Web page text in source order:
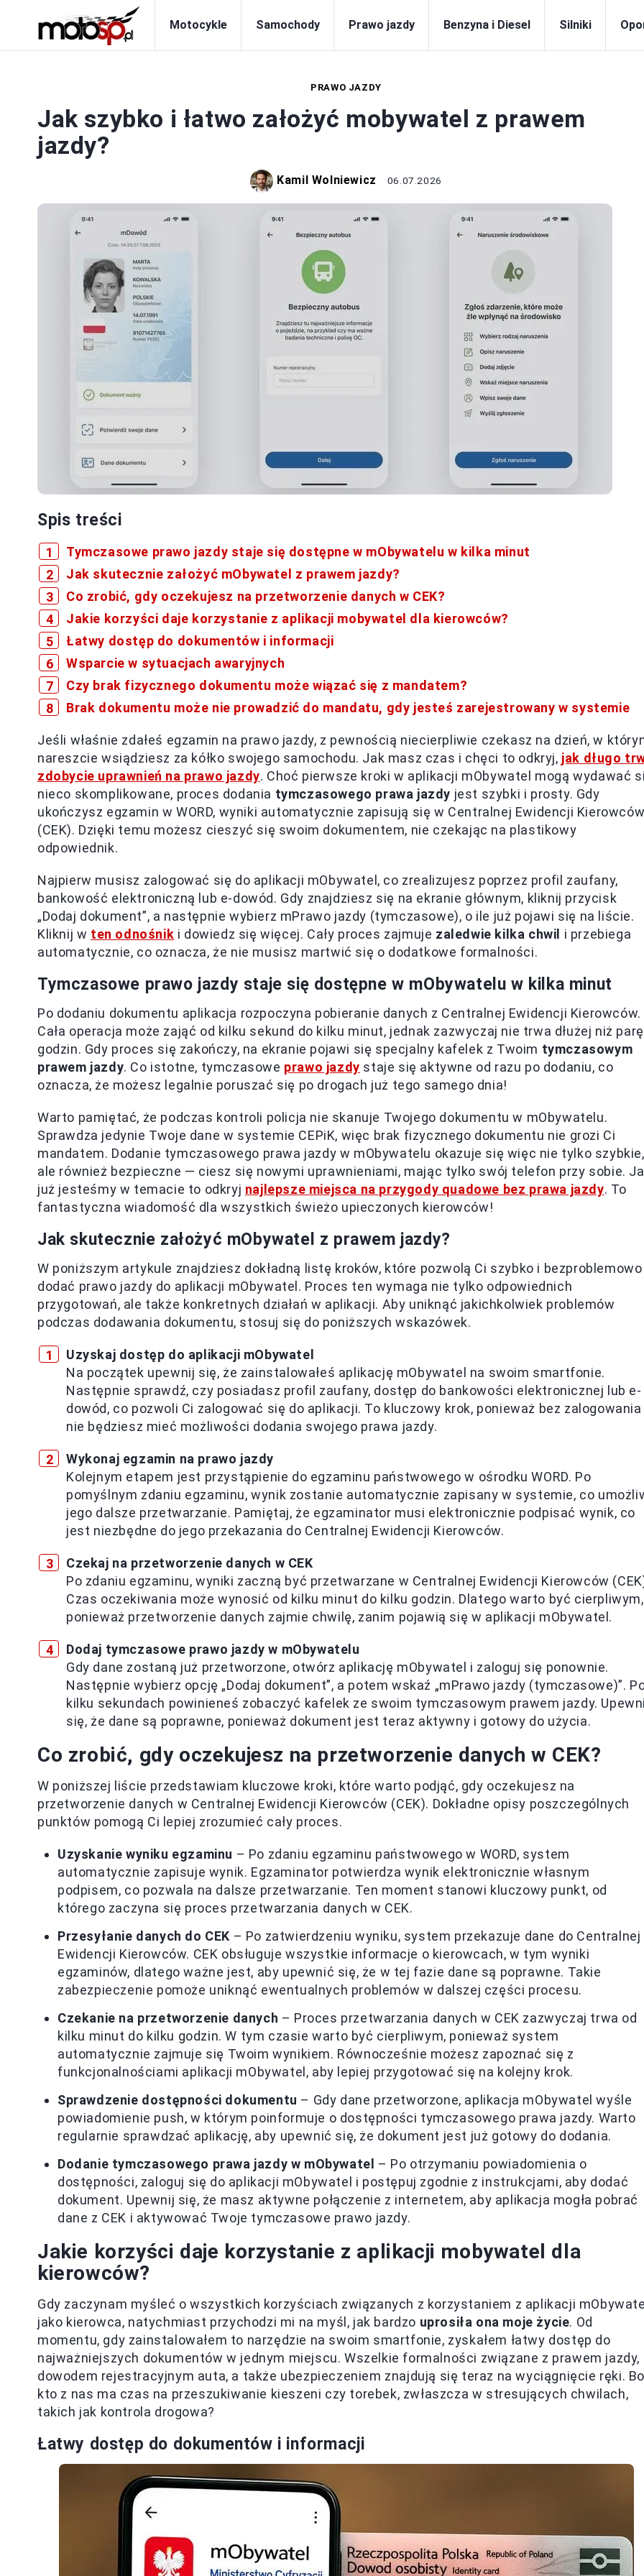
Motocykle Samochody Prawo jazdy Benzyna i Diesel Silniki
PRAWO JAZDY
Jak szybko i łatwo założyć mobywatel z prawem
jazdy?
Kamil Wolniewicz 06.07.2026
Spis treści
Tymczasowe prawo jazdy staje się dostępne w mObywatelu w kilka minut
Jak skutecznie założyć mObywatel z prawem jazdy?
Co zrobić, gdy oczekujesz na przetworzenie danych w CEK?
Jakie korzyści daje korzystanie z aplikacji mobywatel dla kierowców?
Łatwy dostęp do dokumentów i informacji
Wsparcie w sytuacjach awaryjnych
Czy brak fizycznego dokumentu może wiązać się z mandatem?
Brak dokumentu może nie prowadzić do mandatu, gdy jesteś zarejestrowany w systemie
Jeśli właśnie zdałeś egzamin na prawo jazdy, z pewnością niecierpliwie czekasz na dzień, w
nareszcie wsiądziesz za kółko swojego samochodu. Jak masz czas i chęci to odkryj, jak długo
zdobycie uprawnień na prawo jazdy. Choć pierwsze kroki w aplikacji mObywatel mogą wydawać
nieco skomplikowane, proces dodania tymczasowego prawa jazdy jest szybki i prosty. Gdy
ukończysz egzamin w WORD, wyniki automatycznie zapisują się w Centralnej Ewidencji
(CEK). Dzięki temu możesz cieszyć się swoim dokumentem, nie czekając na plastikowy
odpowiednik.
Najpierw musisz zalogować się do aplikacji mObywatel, co zrealizujesz poprzez profil zaufany,
bankowość elektroniczną lub e-dowód. Gdy znajdziesz się na ekranie głównym, kliknij przycisk
„Dodaj dokument”, a następnie wybierz mPrawo jazdy (tymczasowe), o ile już pojawi się na liście.
Kliknij w ten odnośnik i dowiedz się więcej. Cały proces zajmuje zaledwie kilka chwil i przebiega
automatycznie, co oznacza, że nie musisz martwić się o dodatkowe formalności.
Tymczasowe prawo jazdy staje się dostępne w mObywatelu w kilka minut
Po dodaniu dokumentu aplikacja rozpoczyna pobieranie danych z Centralnej Ewidencji Kierowców.
Cała operacja może zająć od kilku sekund do kilku minut, jednak zazwyczaj nie trwa dłużej niż parę
godzin. Gdy proces się zakończy, na ekranie pojawi się specjalny kafelek z Twoim tymczasowym
prawem jazdy. Co istotne, tymczasowe prawo jazdy staje się aktywne od razu po dodaniu, co
oznacza, że możesz legalnie poruszać się po drogach już tego samego dnia!
Warto pamiętać, że podczas kontroli policja nie skanuje Twojego dokumentu w mObywatelu.
Sprawdza jedynie Twoje dane w systemie CEPiK, więc brak fizycznego dokumentu nie grozi Ci
mandatem. Dodanie tymczasowego prawa jazdy w mObywatelu okazuje się więc nie tylko szybkie,
ale również bezpieczne — ciesz się nowymi uprawnieniami, mając tylko swój telefon przy sobie.
już jesteśmy w temacie to odkryj najlepsze miejsca na przygody quadowe bez prawa jazdy. To
fantastyczna wiadomość dla wszystkich świeżo upieczonych kierowców!
Jak skutecznie założyć mObywatel z prawem jazdy?
W poniższym artykule znajdziesz dokładną listę kroków, które pozwolą Ci szybko i bezproblemowo
dodać prawo jazdy do aplikacji mObywatel. Proces ten wymaga nie tylko odpowiednich
przygotowań, ale także konkretnych działań w aplikacji. Aby uniknąć jakichkolwiek problemów
podczas dodawania dokumentu, stosuj się do poniższych wskazówek.
Uzyskaj dostęp do aplikacji mObywatel
Na początek upewnij się, że zainstalowałeś aplikację mObywatel na swoim smartfonie.
Następnie sprawdź, czy posiadasz profil zaufany, dostęp do bankowości elektronicznej lub e-
dowód, co pozwoli Ci zalogować się do aplikacji. To kluczowy krok, ponieważ bez zalogowania
nie będziesz mieć możliwości dodania swojego prawa jazdy.
Wykonaj egzamin na prawo jazdy
Kolejnym etapem jest przystąpienie do egzaminu państwowego w ośrodku WORD. Po
pomyślnym zdaniu egzaminu, wynik zostanie automatycznie zapisany w systemie, co
jego dalsze przetwarzanie. Pamiętaj, że egzaminator musi elektronicznie podpisać wynik, co
jest niezbędne do jego przekazania do Centralnej Ewidencji Kierowców.
Czekaj na przetworzenie danych w CEK
Po zdaniu egzaminu, wyniki zaczną być przetwarzane w Centralnej Ewidencji Kierowców
Czas oczekiwania może wynosić od kilku minut do kilku godzin. Dlatego warto być cierpliwym,
ponieważ przetworzenie danych zajmie chwilę, zanim pojawią się w aplikacji mObywatel.
Dodaj tymczasowe prawo jazdy w mObywatelu
Gdy dane zostaną już przetworzone, otwórz aplikację mObywatel i zaloguj się ponownie.
Następnie wybierz opcję „Dodaj dokument”, a potem wskaź „mPrawo jazdy (tymczasowe)”.
kilku sekundach powinieneś zobaczyć kafelek ze swoim tymczasowym prawem jazdy.
się, że dane są poprawne, ponieważ dokument jest teraz aktywny i gotowy do użycia.
Co zrobić, gdy oczekujesz na przetworzenie danych w CEK?
W poniższej liście przedstawiam kluczowe kroki, które warto podjąć, gdy oczekujesz na
przetworzenie danych w Centralnej Ewidencji Kierowców (CEK). Dokładne opisy poszczególnych
punktów pomogą Ci lepiej zrozumieć cały proces.
Uzyskanie wyniku egzaminu – Po zdaniu egzaminu państwowego w WORD, system
automatycznie zapisuje wynik. Egzaminator potwierdza wynik elektronicznie własnym
podpisem, co pozwala na dalsze przetwarzanie. Ten moment stanowi kluczowy punkt, od
którego zaczyna się proces przetwarzania danych w CEK.
Przesyłanie danych do CEK – Po zatwierdzeniu wyniku, system przekazuje dane do Centralnej
Ewidencji Kierowców. CEK obsługuje wszystkie informacje o kierowcach, w tym wyniki
egzaminów, dlatego ważne jest, aby upewnić się, że w tej fazie dane są poprawne. Takie
zabezpieczenie pomoże uniknąć ewentualnych problemów w dalszej części procesu.
Czekanie na przetworzenie danych – Proces przetwarzania danych w CEK zazwyczaj trwa od
kilku minut do kilku godzin. W tym czasie warto być cierpliwym, ponieważ system
automatycznie zajmuje się Twoim wynikiem. Równocześnie możesz zapoznać się z
funkcjonalnościami aplikacji mObywatel, aby lepiej przygotować się na kolejny krok.
Sprawdzenie dostępności dokumentu – Gdy dane przetworzone, aplikacja mObywatel wyśle
powiadomienie push, w którym poinformuje o dostępności tymczasowego prawa jazdy. Warto
regularnie sprawdzać aplikację, aby upewnić się, że dokument jest już gotowy do dodania.
Dodanie tymczasowego prawa jazdy w mObywatel – Po otrzymaniu powiadomienia o
dostępności, zaloguj się do aplikacji mObywatel i postępuj zgodnie z instrukcjami, aby dodać
dokument. Upewnij się, że masz aktywne połączenie z internetem, aby aplikacja mogła pobrać
dane z CEK i aktywować Twoje tymczasowe prawo jazdy.
Jakie korzyści daje korzystanie z aplikacji mobywatel dla
kierowców?
Gdy zaczynam myśleć o wszystkich korzyściach związanych z korzystaniem z aplikacji
jako kierowca, natychmiast przychodzi mi na myśl, jak bardzo uprosiła ona moje życie. Od
momentu, gdy zainstalowałem to narzędzie na swoim smartfonie, zyskałem łatwy dostęp do
najważniejszych dokumentów w jednym miejscu. Wszelkie formalności związane z prawem jazdy,
dowodem rejestracyjnym auta, a także ubezpieczeniem znajdują się teraz na wyciągnięcie ręki. Bo
kto z nas ma czas na przeszukiwanie kieszeni czy torebek, zwłaszcza w stresujących chwilach,
takich jak kontrola drogowa?
Łatwy dostęp do dokumentów i informacji